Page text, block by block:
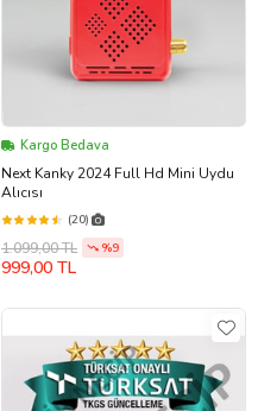
Kargo Bedava
Next Kanky 2024 Full Hd Mini Uydu
Alıcısı
(20)
1.099,00 TL %9
999,00 TL